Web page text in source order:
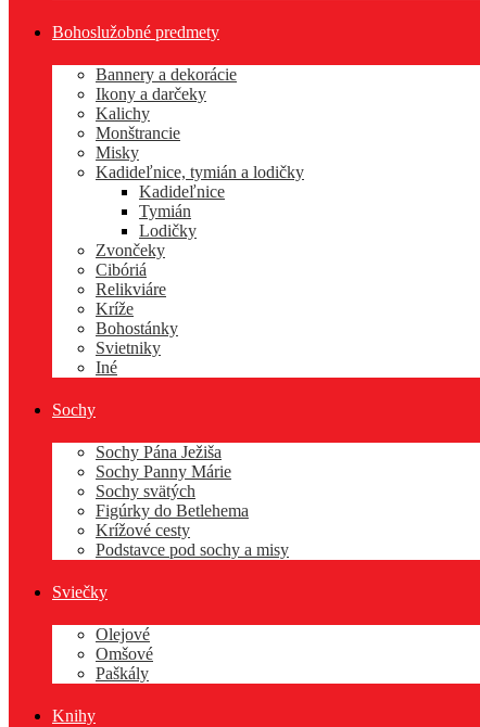
Bohoslužobné predmety
Bannery a dekorácie
Ikony a darčeky
Kalichy
Monštrancie
Misky
Kadideľnice, tymián a lodičky
Kadideľnice
Tymián
Lodičky
Zvončeky
Cibóriá
Relikviáre
Kríže
Bohostánky
Svietniky
Iné
Sochy
Sochy Pána Ježiša
Sochy Panny Márie
Sochy svätých
Figúrky do Betlehema
Krížové cesty
Podstavce pod sochy a misy
Sviečky
Olejové
Omšové
Paškály
Knihy